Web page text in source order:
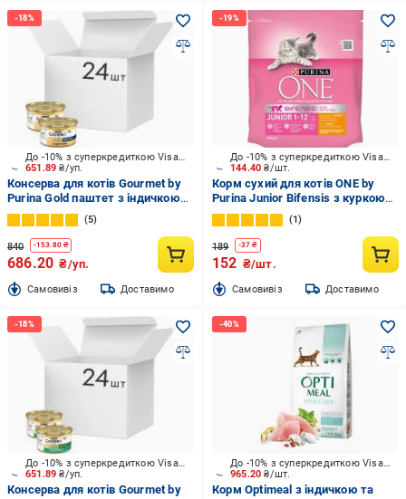
651.89₴/уп.
До -10% з суперкредиткою Visa Вигода
Консерва для котів Gourmet by
Purina Gold паштет з індичкою
24 шт. 85 г
5
840 -153.80 ₴
686.20 ₴/уп.
Cамовивіз Доставимо
144.40₴/шт.
До -10% з суперкредиткою Visa Вигода
Корм сухий для котів ONE by
Purina Junior Bifensis з куркою
450 г
1
189 -37 ₴
152 ₴/шт.
Cамовивіз Доставимо
651.89₴/уп.
До -10% з суперкредиткою Visa Вигода
Консерва для котів Gourmet by
965.20₴/шт.
До -10% з суперкредиткою Visa Вигода
Корм Optimeal з індичкою та